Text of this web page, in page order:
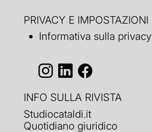
PRIVACY E IMPOSTAZIONI
Informativa sulla privacy
INFO SULLA RIVISTA
Studiocataldi.it
Quotidiano giuridico